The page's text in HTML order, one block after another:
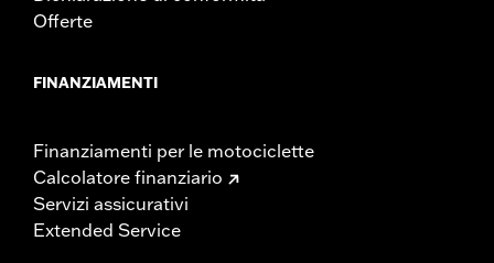
Offerte
FINANZIAMENTI
Finanziamenti per le motociclette
Calcolatore finanziario
Servizi assicurativi
Extended Service